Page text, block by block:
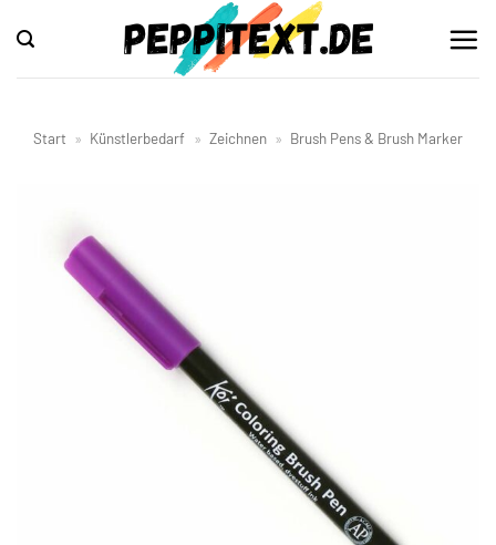
Inhalt
springen
Start » Künstlerbedarf » Zeichnen » Brush Pens & Brush Marker